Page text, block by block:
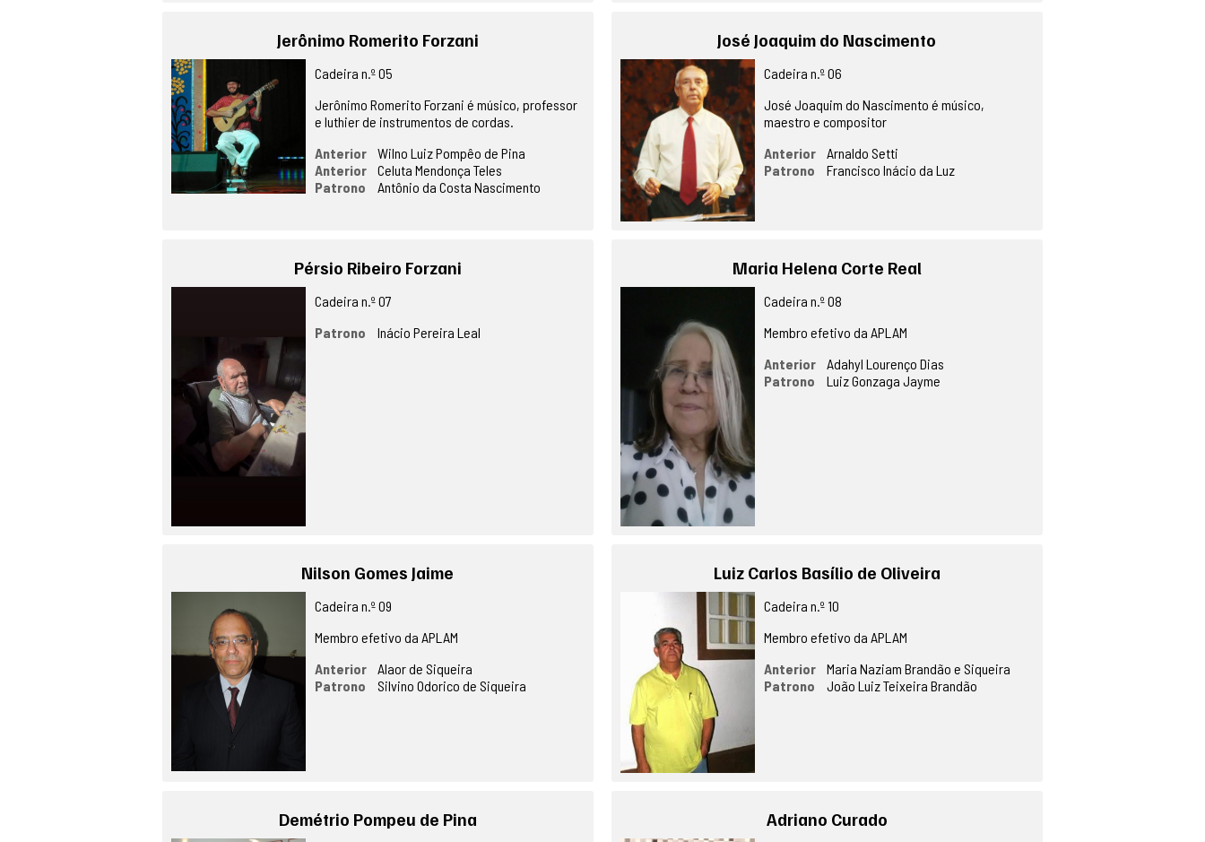
Jerônimo Romerito Forzani
Cadeira n.º 05
Jerônimo Romerito Forzani é músico, professor
e luthier de instrumentos de cordas.
Anterior
Wilno Luiz Pompêo de Pina
Anterior
Celuta Mendonça Teles
Patrono
Antônio da Costa Nascimento
José Joaquim do Nascimento
Cadeira n.º 06
José Joaquim do Nascimento é músico,
maestro e compositor
Anterior
Arnaldo Setti
Patrono
Francisco Inácio da Luz
Pérsio Ribeiro Forzani
Cadeira n.º 07
Patrono
Inácio Pereira Leal
Maria Helena Corte Real
Cadeira n.º 08
Membro efetivo da APLAM
Anterior
Adahyl Lourenço Dias
Patrono
Luiz Gonzaga Jayme
Nilson Gomes Jaime
Cadeira n.º 09
Membro efetivo da APLAM
Anterior
Alaor de Siqueira
Patrono
Silvino Odorico de Siqueira
Luiz Carlos Basílio de Oliveira
Cadeira n.º 10
Membro efetivo da APLAM
Anterior
Maria Naziam Brandão e Siqueira
Patrono
João Luiz Teixeira Brandão
Demétrio Pompeu de Pina Adriano Curado